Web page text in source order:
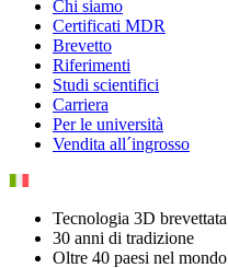
Chi siamo
Certificati MDR
Brevetto
Riferimenti
Studi scientifici
Carriera
Per le università
Vendita all´ingrosso
Tecnologia 3D brevettata
30 anni di tradizione
Oltre 40 paesi nel mondo